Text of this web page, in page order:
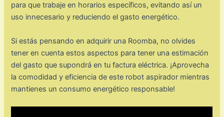
para que trabaje en horarios específicos, evitando así un
uso innecesario y reduciendo el gasto energético.
Si estás pensando en adquirir una Roomba, no olvides
tener en cuenta estos aspectos para tener una estimación
del gasto que supondrá en tu factura eléctrica. ¡Aprovecha
la comodidad y eficiencia de este robot aspirador mientras
mantienes un consumo energético responsable!